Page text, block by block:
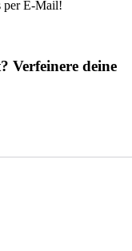
per E-Mail!
Verfeinere deine